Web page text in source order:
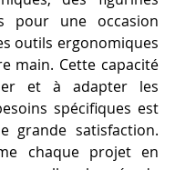
pour une occasion
outils ergonomiques
main. Cette capacité
et à adapter les
spécifiques est
grande satisfaction.
chaque projet en